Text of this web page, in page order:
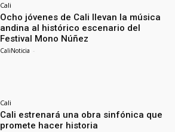
Cali
Ocho jóvenes de Cali llevan la música
andina al histórico escenario del
Festival Mono Núñez
CaliNoticia -
Cali
Cali estrenará una obra sinfónica que
promete hacer historia